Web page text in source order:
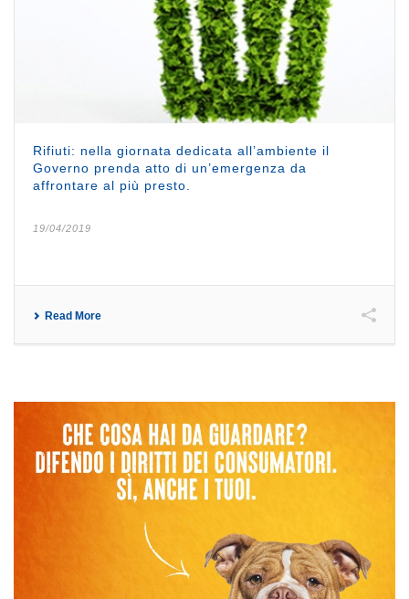
Rifiuti: nella giornata dedicata all’ambiente il
Governo prenda atto di un’emergenza da
affrontare al più presto.
19/04/2019
Read More